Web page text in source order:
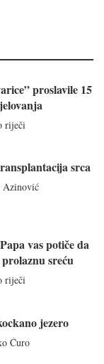
proslavile 15
riječi
srca
Azinović
vas potiče da
sreću
riječi
jezero
Ćuro